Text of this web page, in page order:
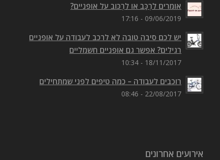
אומרים לִרְכַּב או לִרְכּוב על אופניים?
09/06/2019 - 17:16
יש לכם סיבה טובה לא לרכב לעבודה על אופניים
רגילים? אפשר גם אופניים חשמליים
18/11/2017 - 10:34
רוכבים לעבודה – כמה טיפים לפני שמתחילים
22/08/2017 - 08:46
אירועים אחרונים